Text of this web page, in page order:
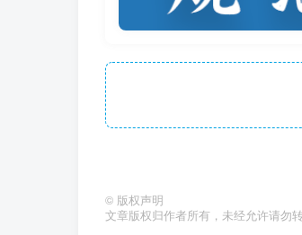
© 版权声明
文章版权归作者所有，未经允许请勿转